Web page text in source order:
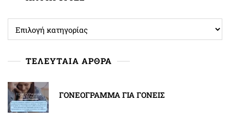
ΤΕΛΕΥΤΑΙΑ ΑΡΘΡΑ
ΓΟΝΕΟΓΡΑΜΜΑ ΓΙΑ ΓΟΝΕΙΣ